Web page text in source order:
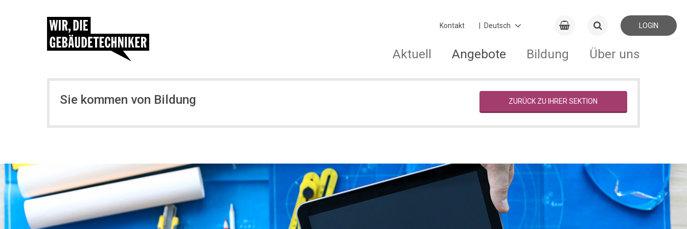
Kontakt LOGIN
Aktuell Angebote Bildung Über uns
Sie kommen von Bildung ZURÜCK ZU IHRER SEKTION